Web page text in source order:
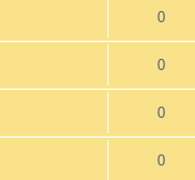
0
0
0
0